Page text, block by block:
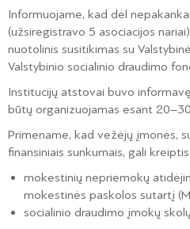
Informuojame, kad dėl
(užsiregistravo 5 asociacijos
nuotolinis susitikimas su
Valstybinio socialinio draudimo
Institucijų atstovai buvo
būtų organizuojamas esant
Primename, kad vežėjų įmonės,
finansiniais sunkumais, gali
mokestinių nepriemokų
mokestinės paskolos sutartį
socialinio draudimo įmokų